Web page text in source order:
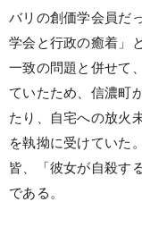
バリの創価学会員だ
学会と行政の癒着」
一致の問題と併せて
ていたため、信濃町
たり、自宅への放火
を執拗に受けていた
皆、「彼女が自殺す
である。